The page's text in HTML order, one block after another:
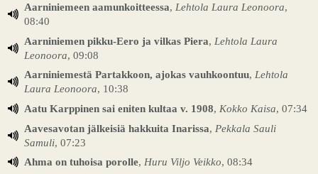
Aarniniemeen aamunkoitteessa, Lehtola Laura Leonoora,
08:40
Aarniniemen pikku-Eero ja vilkas Piera, Lehtola Laura
Leonoora, 09:08
Aarniniemestä Partakkoon, ajokas vauhkoontuu, Lehtola
Laura Leonoora, 10:38
Aatu Karppinen sai eniten kultaa v. 1908, Kokko Kaisa, 07:34
Aavesavotan jälkeisiä hakkuita Inarissa, Pekkala Sauli
Samuli, 07:23
Ahma on tuhoisa porolle, Huru Viljo Veikko, 08:34